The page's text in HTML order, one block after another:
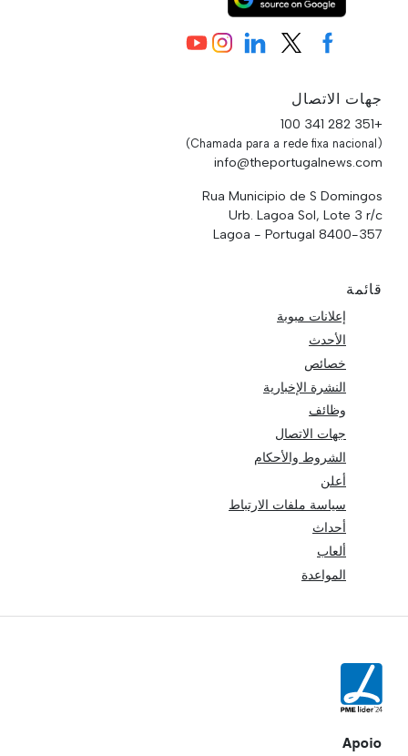
جهات الاتصال
+351 282 341 100
(Chamada para a rede fixa nacional)
info@theportugalnews.com
Rua Municipio de S Domingos
Urb. Lagoa Sol, Lote 3 r/c
8400-357 Lagoa - Portugal
قائمة
إعلانات مبوبة
الأحدث
خصائص
النشرة الإخبارية
وظائف
جهات الاتصال
الشروط والأحكام
أعلن
سياسة ملفات الارتباط
أحداث
ألعاب
المواعدة
Apoio